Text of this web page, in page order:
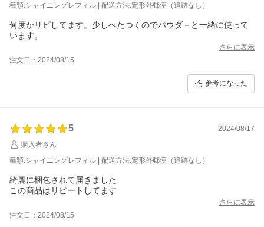
種類:シャイニングレフィル | 配送方法:定形外郵便（追跡なし）
何度かリピしてます。少しべたつくのでパウダ－と一緒に使って
います。
さらに表示
注文日：2024/08/15
参考になった
5
2024/08/17
購入者さん
種類:シャイニングレフィル | 配送方法:定形外郵便（追跡なし）
綺麗に梱包されて届きました
この商品はリピートしてます
さらに表示
注文日：2024/08/15